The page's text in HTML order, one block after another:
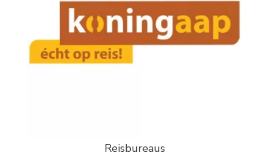
Reisbureaus